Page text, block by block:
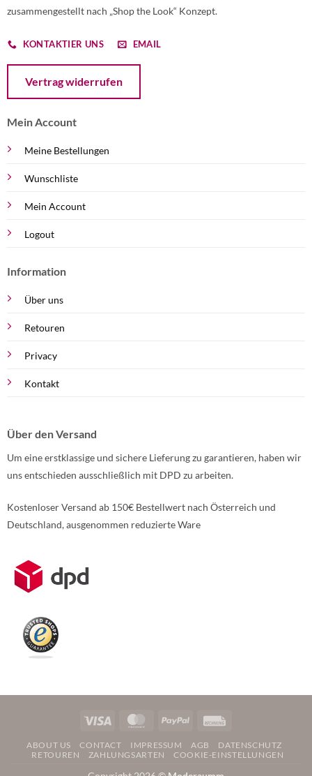
zusammengestellt nach „Shop the Look“ Konzept.
KONTAKTIER UNS EMAIL
Vertrag widerrufen
Mein Account
Meine Bestellungen
Wunschliste
Mein Account
Logout
Information
Über uns
Retouren
Privacy
Kontakt
Über den Versand
Um eine erstklassige und sichere Lieferung zu garantieren, haben wir
uns entschieden ausschließlich mit DPD zu arbeiten.
Kostenloser Versand ab 150€ Bestellwert nach Österreich und
Deutschland, ausgenommen reduzierte Ware
Weitere Informationen über den gesperrten Inhalt.
Visa MasterCardPayPal
ABOUT US CONTACT IMPRESSUM AGB
DATENSCHUTZ
RETOUREN
ZAHLUNGSARTEN COOKIE-EINSTELLUNGEN